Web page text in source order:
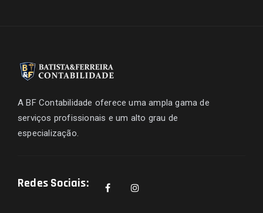
A BF Contabilidade oferece uma ampla gama de
serviços profissionais e um alto grau de
especialização.
Redes Sociais: